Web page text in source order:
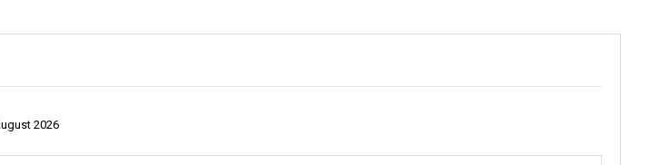
il posto che molti scelgono per terminare la loro avventura, portando con sé ricordi preziosi prima di tornare a
2026